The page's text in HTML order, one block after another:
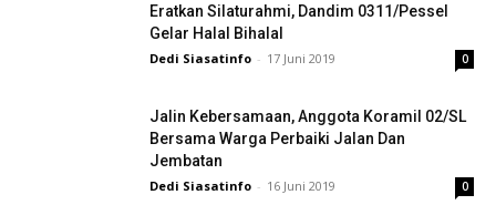
Eratkan Silaturahmi, Dandim 0311/Pessel
Gelar Halal Bihalal
Dedi Siasatinfo - 17 Juni 2019 0
Jalin Kebersamaan, Anggota Koramil 02/SL
Bersama Warga Perbaiki Jalan Dan
Jembatan
Dedi Siasatinfo - 16 Juni 2019 0